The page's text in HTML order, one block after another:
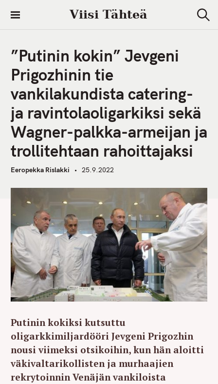
i
Viisi Tähteä
e
”Putinin kokin” Jevgeni
Prigozhinin tie
vankilakundista catering-
ja ravintolaoligarkiksi sekä
Wagner-palkka-armeijan ja
trollitehtaan rahoittajaksi
Eeropekka Rislakki 25.9.2022
Putinin kokiksi kutsuttu
oligarkkimiljardööri Jevgeni Prigozhin
nousi viimeksi otsikoihin, kun hän aloitti
väkivaltarikollisten ja murhaajien
rekrytoinnin Venäjän vankiloista